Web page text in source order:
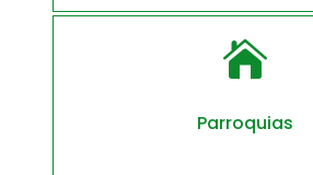

Parroquias